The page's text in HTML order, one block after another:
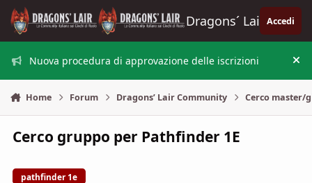
Vai al contenuto
Dragons´ Lair Accedi
Nuova procedura di approvazione delle iscrizioni
Home Forum Dragons’ Lair Community Cerco master/
Cerco gruppo per Pathfinder 1E
pathfinder 1e